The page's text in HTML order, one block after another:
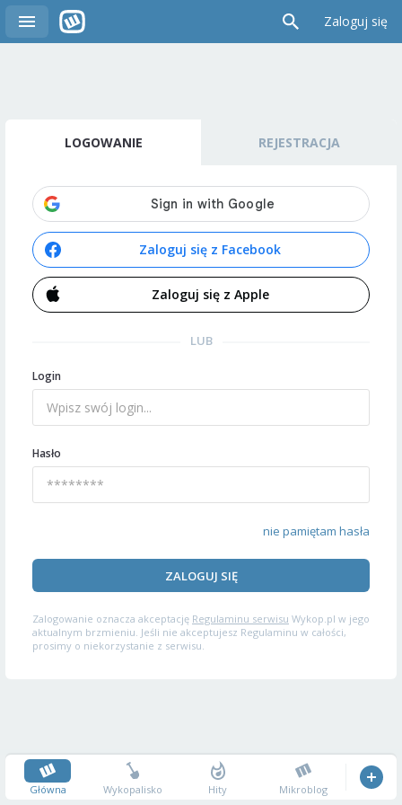
Zaloguj się
LOGOWANIE REJESTRACJA
Zaloguj się z Facebook
Zaloguj się z Apple
LUB
Login
Hasło
nie pamiętam hasła
ZALOGUJ SIĘ
Zalogowanie oznacza akceptację Regulaminu serwisu Wykop.pl w jego
aktualnym brzmieniu. Jeśli nie akceptujesz Regulaminu w całości,
prosimy o niekorzystanie z serwisu.
Główna Wykopalisko Hity Mikroblog